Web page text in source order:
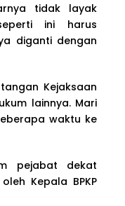
tidak layak
ini harus
diganti dengan
Kejaksaan
lainnya. Mari
waktu ke
pejabat dekat
Kepala BPKP